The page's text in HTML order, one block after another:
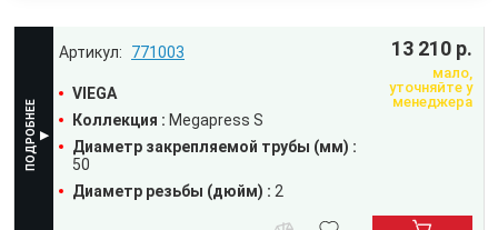
771003
VIEGA
Коллекция : Megapress S
Диаметр закрепляемой трубы (мм) :
50
Диаметр резьбы (дюйм) : 2
13 210 р.
мало,
уточняйте у
менеджера